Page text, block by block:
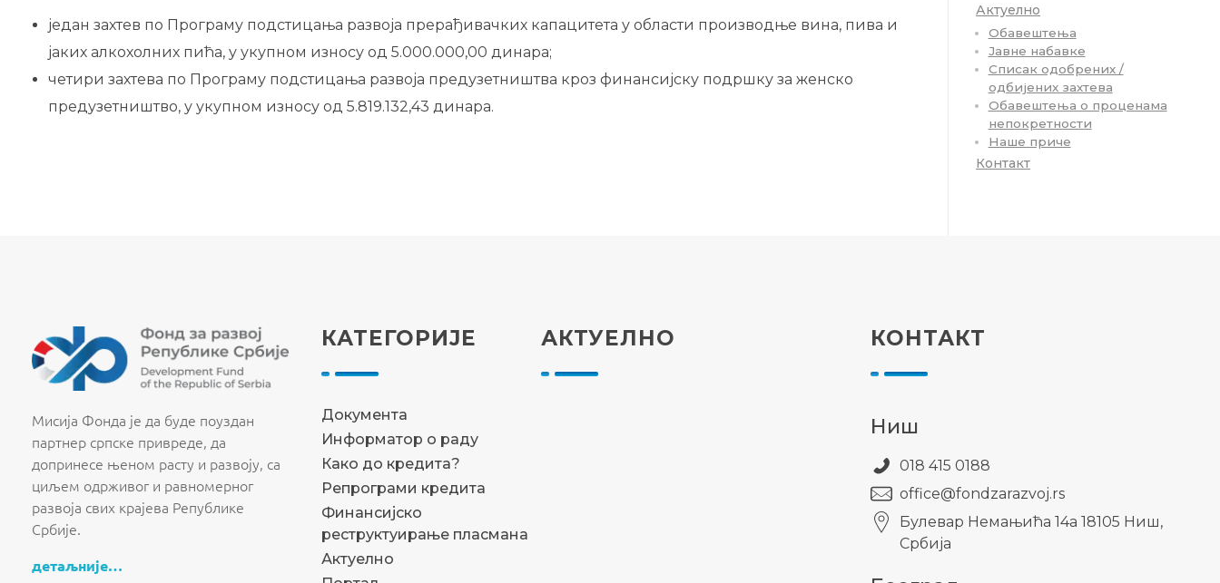
један захтев по Програму подстицања развоја прерађивачких капацитета у области производње вина, пива и
јаких алкохолних пића, у укупном износу од 5.000.000,00 динара;
четири захтева по Програму подстицања развоја предузетништва кроз финансијску подршку за женско
предузетништво, у укупном износу од 5.819.132,43 динара.
Актуелно
Обавештења
Јавне набавке
Списак одобрених /
одбијених захтева
Обавештења о проценама
непокретности
Наше приче
Контакт
Мисија Фонда је да буде поуздан
партнер српске привреде, да
допринесе њеном расту и развоју, са
циљем одрживог и равномерног
развоја свих крајева Републике
Србије.
детаљније…
КАТЕГОРИЈЕ
Документа
Информатор о раду
Како до кредита?
Репрограми кредита
Финансијско
реструктуирање пласмана
Актуелно
АКТУЕЛНО КОНТАКТ
Ниш
018 415 0188
office@fondzarazvoj.rs
Булевар Немањића 14а 18105 Ниш,
Србија